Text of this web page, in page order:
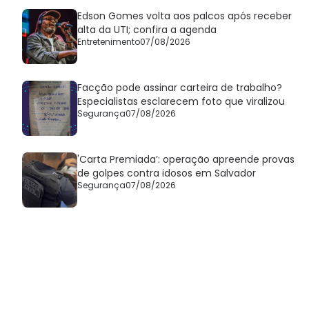
Edson Gomes volta aos palcos após receber
alta da UTI; confira a agenda
Entretenimento07/08/2026
Facção pode assinar carteira de trabalho?
Especialistas esclarecem foto que viralizou
Segurança07/08/2026
'Carta Premiada’: operação apreende provas
de golpes contra idosos em Salvador
Segurança07/08/2026